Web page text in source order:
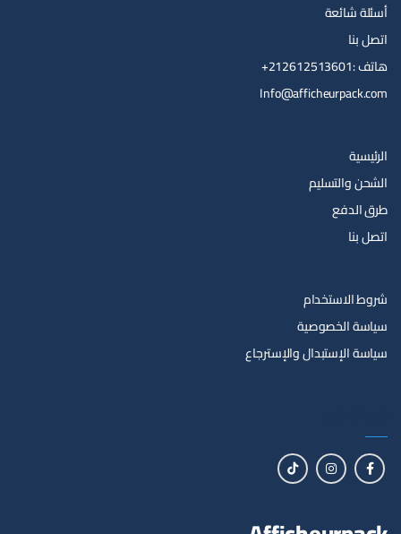
أسئلة شائعة
اتصل بنا
هاتف :212612513601+
Info@afficheurpack.com
الرئيسية
الشحن والتسليم
طرق الدفع
اتصل بنا
شروط الاستخدام
سياسة الخصوصية
سياسة الإستبدال والإسترجاع